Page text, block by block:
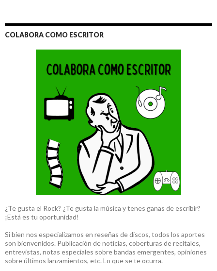
COLABORA COMO ESCRITOR
¿Te gusta el Rock? ¿Te gusta la música y tenes ganas de escribir?
¡Está es tu oportunidad!
Si bien nos especializamos en reseñas de discos, todos los aportes
son bienvenidos. Publicación de noticias, coberturas de recitales,
entrevistas, notas especiales sobre bandas emergentes, opiniones
sobre últimos lanzamientos, etc. Lo que se te ocurra.